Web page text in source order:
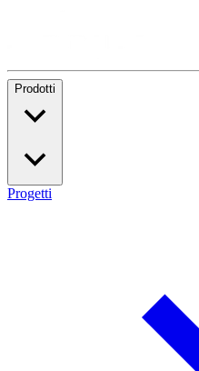
Prodotti
Progetti